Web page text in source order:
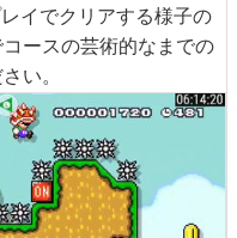
イでクリアする様子の
ースの芸術的なまでの
い。